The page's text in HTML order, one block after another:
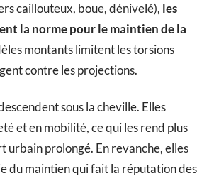
caillouteux, boue, dénivelé), les
la norme pour le maintien de la
montants limitent les torsions
contre les projections.
sous la cheville. Elles
et en mobilité, ce qui les rend plus
urbain prolongé. En revanche, elles
du maintien qui fait la réputation des